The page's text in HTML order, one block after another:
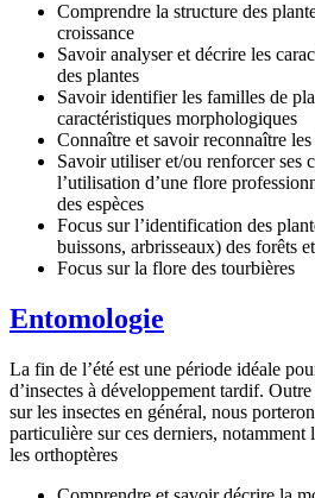
Comprendre la structure des
croissance
Savoir analyser et décrire les
des plantes
Savoir identifier les familles de
caractéristiques morphologiques
Connaître et savoir reconnaître
Savoir utiliser et/ou renforcer ses
l’utilisation d’une flore
des espèces
Focus sur l’identification des
buissons, arbrisseaux) des forêts
Focus sur la flore des tourbières
Entomologie
La fin de l’été est une période idéale
d’insectes à développement tardif.
sur les insectes en général, nous
particulière sur ces derniers, notamment
les orthoptères